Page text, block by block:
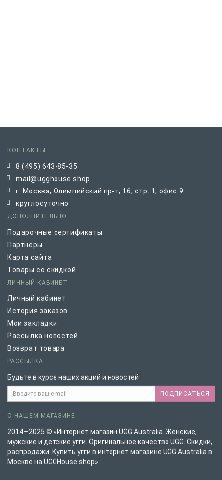
КОНТАКТЫ
8 (495) 643-85-35
mail@ugghouse.shop
г. Москва, Олимпийский пр-т, 16, стр. 1, офис 9
круглосуточно
ДОПОЛНИТЕЛЬНО
Подарочные сертификаты
Партнёры
Карта сайта
Товары со скидкой
ЛИЧНЫЙ КАБИНЕТ
Личный кабинет
История заказов
Мои закладки
Рассылка новостей
Возврат товара
РАССЫЛКА
Будьте в курсе наших акций и новостей
ПОДПИСАТЬСЯ
О НАШЕМ МАГАЗИНЕ
2014—2025 © «Интернет магазин UGG Australia. Женские,
мужские и детские угги. Оригинальное качество UGG. Скидки,
распродажи. Купить угги в интернет магазине UGG Australia в
Москве на UGGHouse.shop»